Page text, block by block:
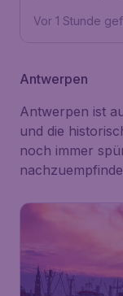
Vor 1 Stunde
Antwerpen
Antwerpen ist
und die
noch immer